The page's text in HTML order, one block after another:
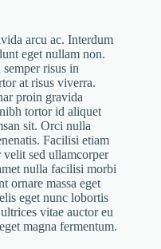
arcu ac. Interdum
eget nullam non.
risus in
at risus viverra.
proin gravida
tortor id aliquet
sit. Orci nulla
Facilisi etiam
sed ullamcorper
nulla facilisi morbi
ornare massa eget
eget nunc lobortis
vitae auctor eu
magna fermentum.